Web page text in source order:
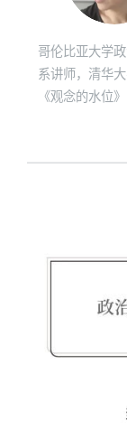
哥伦比亚大学
系讲师，清华
《观念的水位